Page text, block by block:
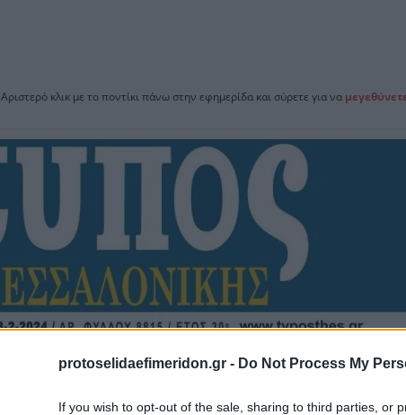
protoselidaefimeridon.gr - Do Not Process My
If you wish to opt-out of the sale, sharing to third parties, or
Αριστερό κλικ με το ποντίκι πάνω στην εφημερίδα και σύρετε για να